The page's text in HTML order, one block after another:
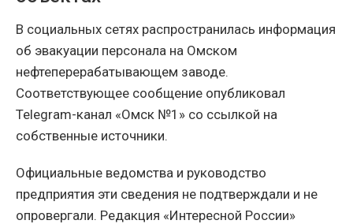
В социальных сетях распространилась информация
об эвакуации персонала на Омском
нефтеперерабатывающем заводе.
Соответствующее сообщение опубликовал
Telegram-канал «Омск №1» со ссылкой на
собственные источники.
Официальные ведомства и руководство
предприятия эти сведения не подтверждали и не
опровергали. Редакция «Интересной России»